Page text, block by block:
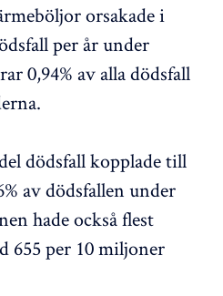
orsakade i
per år under
0,94% av alla dödsfall
dödsfall kopplade till
av dödsfallen under
hade också flest
655 per 10 miljoner